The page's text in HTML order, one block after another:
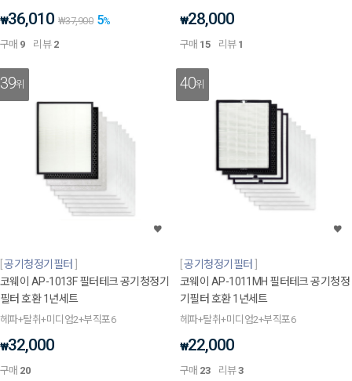
₩36,010 ₩37,900 5%
구매 9 리뷰 2
₩28,000
구매 15 리뷰 1
39위
공기청정기필터
코웨이 AP-1013F 필터테크 공기청정기
필터 호환 1년세트
헤파+탈취+미디엄2+부직포6
₩32,000
구매 20
40위
공기청정기필터
코웨이 AP-1011MH 필터테크 공기청정
기필터 호환 1년세트
헤파+탈취+미디엄2+부직포6
₩22,000
구매 23 리뷰3